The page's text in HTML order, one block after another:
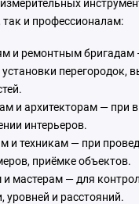
и профессионалам:
и ремонтным бригадам
установки перегородок,
и архитекторам — при
интерьеров.
и техникам — при
приёмке объектов.
мастерам — для
уровней и расстояний.